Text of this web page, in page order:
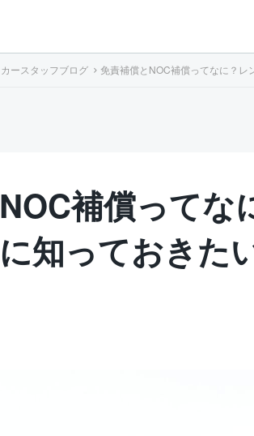
ースタッフブログ 免責補償とNOC補償ってなに？レ
補償ってな
知っておきた